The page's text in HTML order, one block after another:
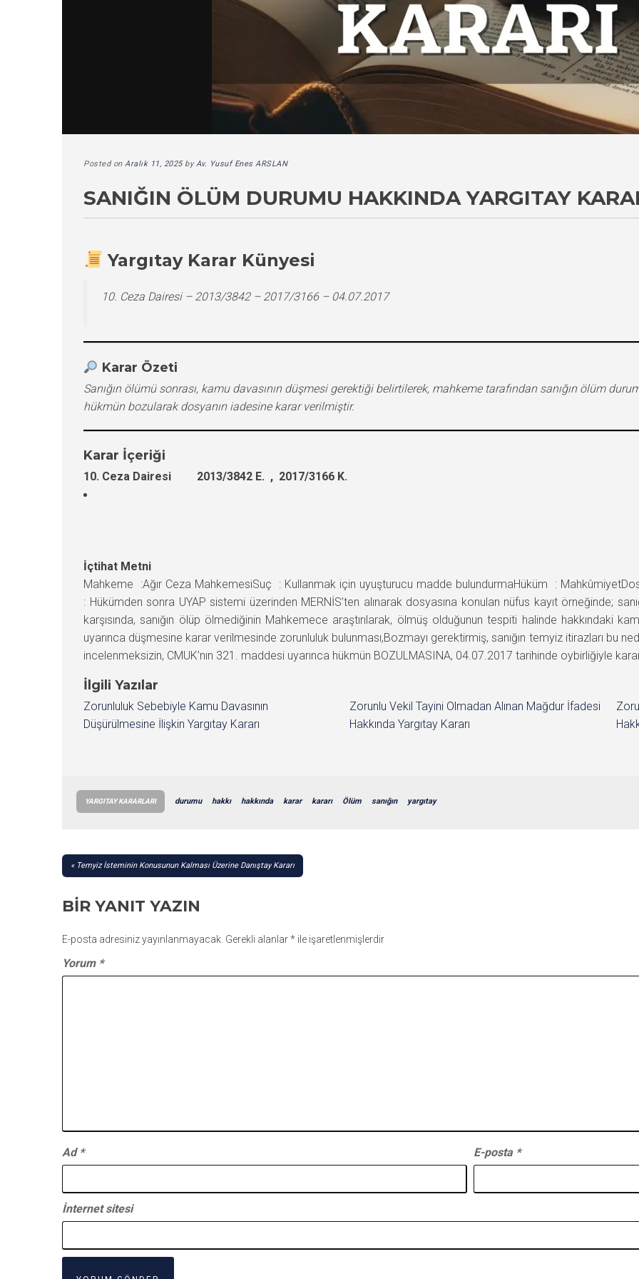
Posted on Aralık 11, 2025byAv. Yusuf Enes ARSLAN
SANIĞIN ÖLÜM DURUMU HAKKINDA YARGITAY
Yargıtay Karar Künyesi
10. Ceza Dairesi – 2013/3842 – 2017/3166 – 04.07.2017
Karar Özeti
Sanığın ölümü sonrası, kamu davasının düşmesi gerektiği belirtilerek, mahkeme tarafından sanığın ölüm
hükmün bozularak dosyanın iadesine karar verilmiştir.
Karar İçeriği
10. Ceza Dairesi 2013/3842 E. , 2017/3166 K.
İçtihat Metni
Mahkeme :Ağır Ceza MahkemesiSuç : Kullanmak için uyuşturucu madde bulundurmaHüküm :
: Hükümden sonra UYAP sistemi üzerinden MERNİS’ten alınarak dosyasına konulan nüfus kayıt örneğinde;
karşısında, sanığın ölüp ölmediğinin Mahkemece araştırılarak, ölmüş olduğunun tespiti halinde hakkındaki
uyarınca düşmesine karar verilmesinde zorunluluk bulunması,Bozmayı gerektirmiş, sanığın temyiz itirazları bu
incelenmeksizin, CMUK’nın 321. maddesi uyarınca hükmün BOZULMASINA, 04.07.2017 tarihinde oybirliğiyle
İlgili Yazılar
Zorunluluk Sebebiyle Kamu Davasının
Düşürülmesine İlişkin Yargıtay Kararı
Zorunlu Vekil Tayini Olmadan Alınan Mağdur İfadesi
Hakkında Yargıtay Kararı
YARGITAY KARARLARI durumu hakkı hakkında karar kararı Ölüm sanığın yargıtay
YAZI
Temyiz İsteminin Konusunun Kalması Üzerine Danıştay Kararı
BIR YANIT YAZIN
E-posta adresiniz yayınlanmayacak. Gerekli alanlar* ile işaretlenmişlerdir
Yorum *
Ad * E-posta *
İnternet sitesi